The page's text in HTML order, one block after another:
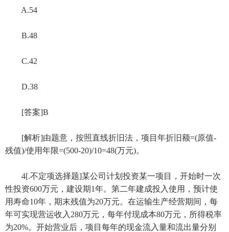
A.54
B.48
C.42
D.38
[答案]B
[解析]由题意，按照直线折旧法，项目年折旧额=(原值-
残值)/使用年限=(500-20)/10=48(万元)。
4[.不定项选择题]某公司计划投资某一项目，开始时一次
性投资600万元，建设期1年。第二年建成投入使用，预计使
用寿命10年，期末残值为20万元。在运输生产经营期间，每
年可实现营运收入280万元，每年付现成本80万元，所得税率
为20%。开始营业后，项目每年的现金流入量和流出量分别